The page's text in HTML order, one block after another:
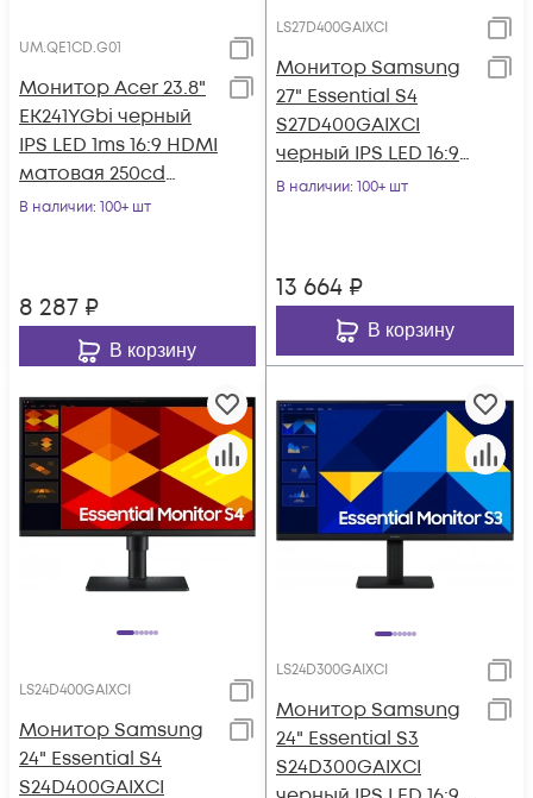
UM.QE1CD.G01
Монитор Acer 23.8"
EK241YGbi черный
IPS LED 1ms 16:9 HDMI
матовая 250cd
178гр/178гр 1920x1080
В наличии: 100+ шт
8 287 ₽
В корзину
LS27D400GAIXCI
Монитор Samsung
27" Essential S4
S27D400GAIXCI
черный IPS LED 16:9
HDMI матовая HAS
В наличии: 100+ шт
13 664 ₽
В корзину
LS24D400GAIXCI
Монитор Samsung
24" Essential S4
S24D400GAIXCI
LS24D300GAIXCI
Монитор Samsung
24" Essential S3
S24D300GAIXCI